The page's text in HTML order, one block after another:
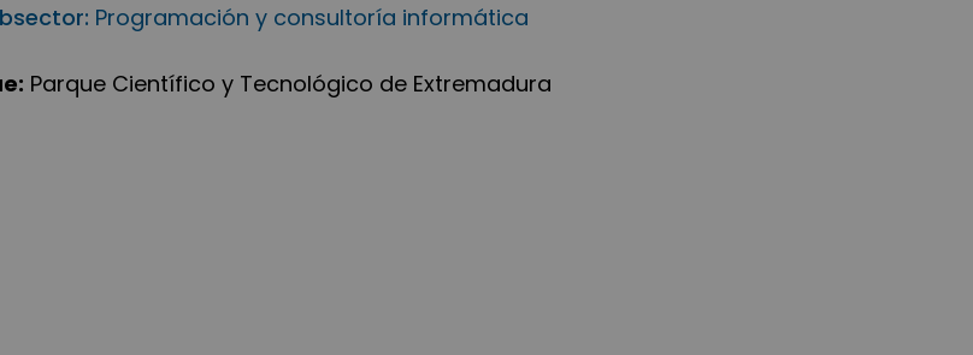
Programación y consultoría informática
Parque Científico y Tecnológico de Extremadura